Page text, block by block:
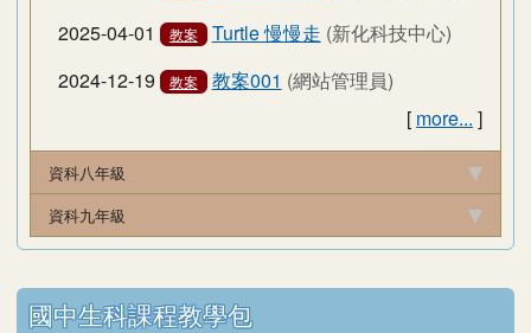
2025-04-01
教案 Turtle 慢慢走 (新化科技中心)
2024-12-19
教案 教案001 (網站管理員)
[ more... ]
資科八年級
資科九年級
國中生科課程教學包